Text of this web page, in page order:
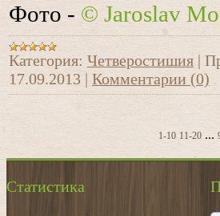
Фото - © Jaroslav
Категория: Четверостишия |
17.09.2013 | Комментарии (0)
1-10 11-20 ...
Статистика